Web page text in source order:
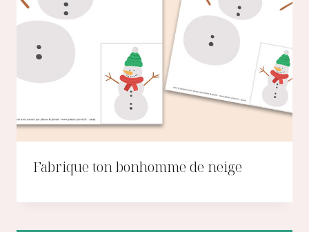
Fabrique ton bonhomme de neige